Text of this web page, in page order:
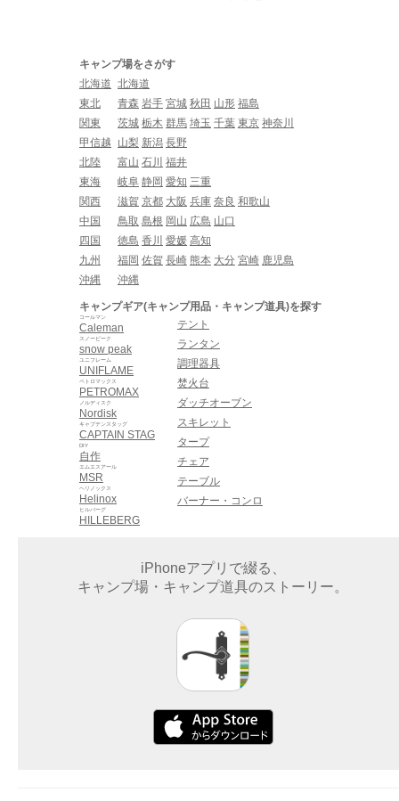
キャンプ場をさがす
北海道 北海道
東北
青森 岩手 宮城 秋田 山形 福島
関東
茨城 栃木 群馬 埼玉 千葉 東京 神奈川
甲信越
山梨 新潟 長野
北陸
富山 石川 福井
東海
岐阜 静岡 愛知 三重
関西
滋賀 京都 大阪 兵庫 奈良 和歌山
中国
鳥取 島根 岡山 広島 山口
四国
徳島 香川 愛媛 高知
九州
福岡 佐賀 長崎 熊本 大分 宮崎 鹿児島
沖縄
沖縄
キャンプギア(キャンプ用品・キャンプ道具)を探す
Caleman
コールマン
snow peak
スノーピーク
UNIFLAME
ユニフレーム
PETROMAX
ペトロマックス
Nordisk
ノルディスク
CAPTAIN STAG
キャプテンスタッグ
自作
DIY
MSR
エムエスアール
Helinox
ヘリノックス
HILLEBERG
ヒルバーグ
テント
ランタン
調理器具
焚火台
ダッチオーブン
スキレット
タープ
チェア
テーブル
バーナー・コンロ
iPhoneアプリで綴る、
キャンプ場・キャンプ道具のストーリー。